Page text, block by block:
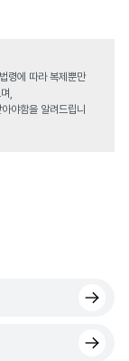
령에 따라 복제뿐만
,
야함을 알려드립니